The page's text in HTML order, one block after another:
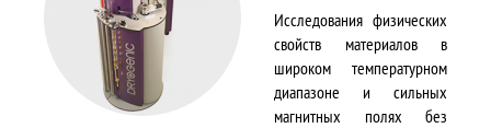
Исследования физических
свойств материалов в
широком температурном
диапазоне и сильных
магнитных полях без